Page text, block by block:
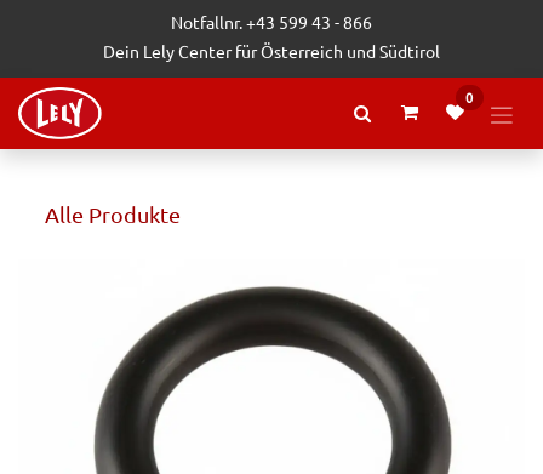
Zum Inhalt springenNotfallnr. +43 599 43 - 866
Dein Lely Center für Österreich und Südtirol
0
Alle Produkte